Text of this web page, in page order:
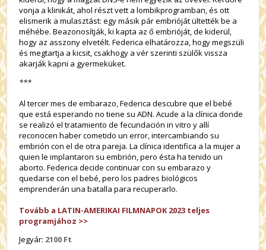
vonja a klinikát, ahol részt vett a lombikprogramban, és ott
elismerik a mulasztást: egy másik pár embrióját ültették be a
méhébe. Beazonosítják, ki kapta az ő embrióját, de kiderül,
hogy az asszony elvetélt. Federica elhatározza, hogy megszüli
és megtartja a kicsit, csakhogy a vér szerinti szülők vissza
akarják kapni a gyermeküket.
***
Al tercer mes de embarazo, Federica descubre que el bebé
que está esperando no tiene su ADN. Acude a la clínica donde
se realizó el tratamiento de fecundación in vitro y allí
reconocen haber cometido un error, intercambiando su
embrión con el de otra pareja. La clínica identifica a la mujer a
quien le implantaron su embrión, pero ésta ha tenido un
aborto. Federica decide continuar con su embarazo y
quedarse con el bebé, pero los padres biológicos
emprenderán una batalla para recuperarlo.
Tovább a LATIN-AMERIKAI FILMNAPOK 2023 teljes
programjához >>
Jegyár: 2100 Ft